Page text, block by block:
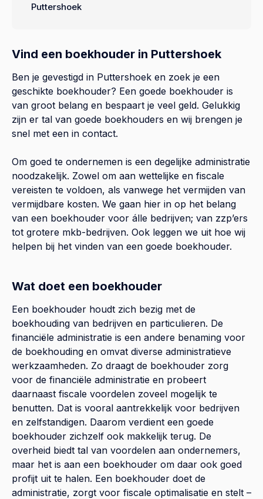
Vind een boekhouder in Puttershoek
Ben je gevestigd in Puttershoek en zoek je een
geschikte boekhouder? Een goede boekhouder is
van groot belang en bespaart je veel geld. Gelukkig
zijn er tal van goede boekhouders en wij brengen je
snel met een in contact.
Om goed te ondernemen is een degelijke administratie
noodzakelijk. Zowel om aan wettelijke en fiscale
vereisten te voldoen, als vanwege het vermijden van
vermijdbare kosten. We gaan hier in op het belang
van een boekhouder voor álle bedrijven; van zzp’ers
tot grotere mkb-bedrijven. Ook leggen we uit hoe wij
helpen bij het vinden van een goede boekhouder.
Wat doet een boekhouder
Een boekhouder houdt zich bezig met de
boekhouding van bedrijven en particulieren. De
financiële administratie is een andere benaming voor
de boekhouding en omvat diverse administratieve
werkzaamheden. Zo draagt de boekhouder zorg
voor de financiële administratie en probeert
daarnaast fiscale voordelen zoveel mogelijk te
benutten. Dat is vooral aantrekkelijk voor bedrijven
en zelfstandigen. Daarom verdient een goede
boekhouder zichzelf ook makkelijk terug. De
overheid biedt tal van voordelen aan ondernemers,
maar het is aan een boekhouder om daar ook goed
profijt uit te halen. Een boekhouder doet de
administratie, zorgt voor fiscale optimalisatie en stelt –
Puttershoek